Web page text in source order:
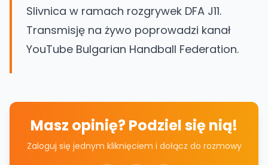
Slivnica w ramach rozgrywek DFA J11.
Transmisję na żywo poprowadzi kanał
YouTube Bulgarian Handball Federation.
Masz opinię? Podziel się nią!
Zaloguj się jednym kliknięciem i dołącz do rozmowy